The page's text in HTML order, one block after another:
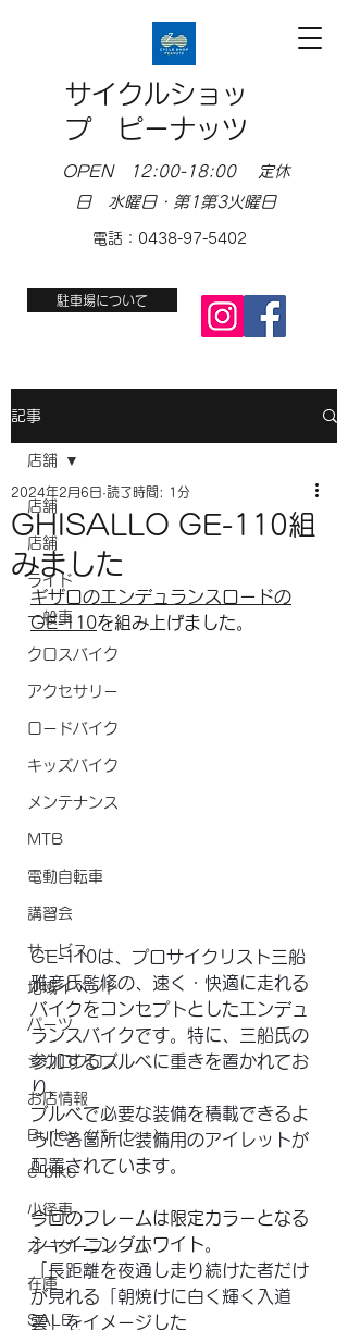
サイクルショッ
プ ピーナッツ
OPEN 12:00-18:00 定休
日 水曜日・第1第3火曜日
電話：0438-97-5402
駐車場について
記事
店舗
店舗
ライド
一般車
クロスバイク
アクセサリー
ロードバイク
キッズバイク
メンテナンス
MTB
電動自転車
講習会
サービス
地域イベント
パーツ
シクロクロス
お店情報
Burley（バーレー）
e-bike
小径車
オーダーフレーム
在庫
SALE
店舗
GHISALLO GE-110組
みました
2024年2月6日 読了時間: 1分
ギザロのエンデュランスロードの
GE-110を組み上げました。
GE-110は、プロサイクリスト三船
雅彦氏監修の、速く・快適に走れる
バイクをコンセプトとしたエンデュ
ランスバイクです。特に、三船氏の
参加するブルベに重きを置かれてお
り、
ブルベで必要な装備を積載できるよ
うに各箇所に装備用のアイレットが
配置されています。
今回のフレームは限定カラーとなる
シャイニングホワイト。
「長距離を夜通し走り続けた者だけ
が見れる「朝焼けに白く輝く入道
雲」をイメージした